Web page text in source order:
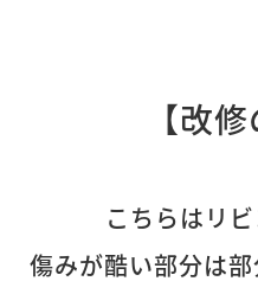
【改
こちらはリビ
傷みが酷い部分は